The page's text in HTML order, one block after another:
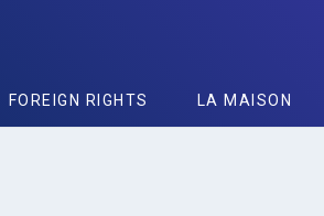
FOREIGN RIGHTS LA MAISON